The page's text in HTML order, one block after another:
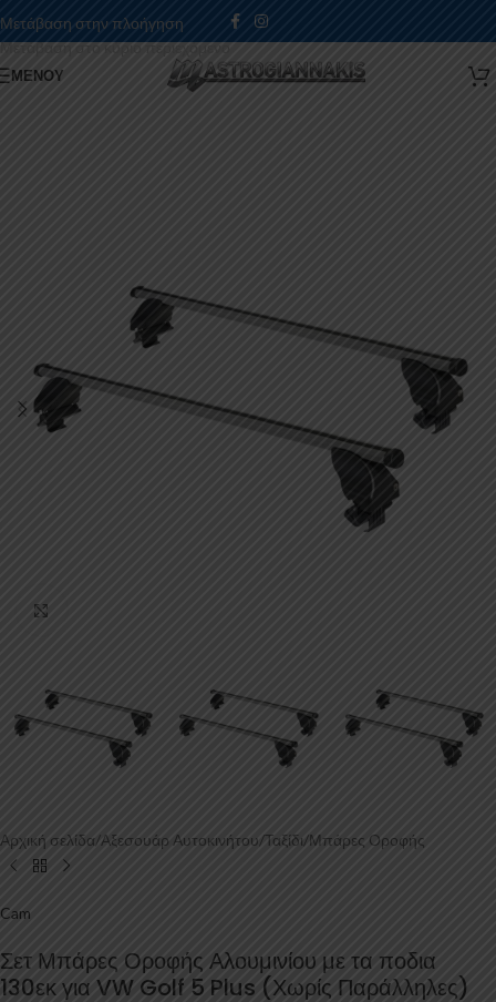
Μετάβαση στην πλοήγηση
Μετάβαση στο κύριο περιεχόμενο
ΜΕΝΟΎ
Αρχική σελίδα/Αξεσουάρ Αυτοκινήτου/Ταξίδι/Μπάρες Οροφής
Cam
Σετ Μπάρες Οροφής Αλουμινίου με τα ποδια
130εκ για VW Golf 5 Plus (Χωρίς Παράλληλες)